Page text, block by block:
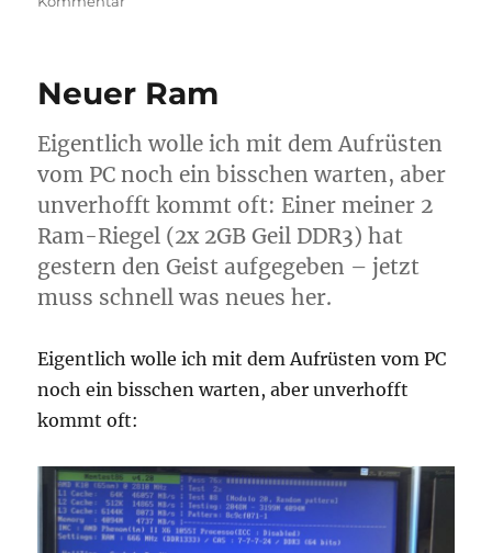
Neuer Ram
Eigentlich wolle ich mit dem Aufrüsten
vom PC noch ein bisschen warten, aber
unverhofft kommt oft: Einer meiner 2
Ram-Riegel (2x 2GB Geil DDR3) hat
gestern den Geist aufgegeben – jetzt
muss schnell was neues her.
Eigentlich wolle ich mit dem Aufrüsten vom PC
noch ein bisschen warten, aber unverhofft
kommt oft: